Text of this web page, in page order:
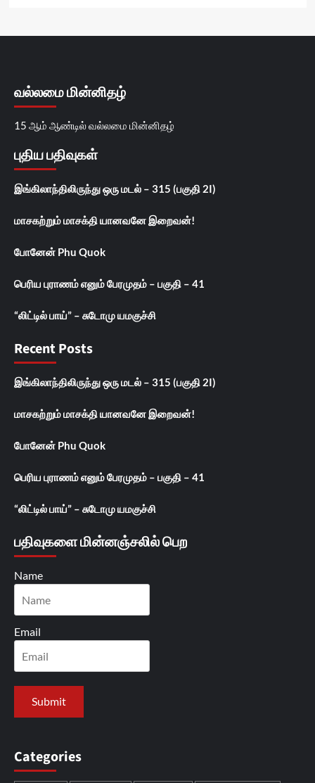
வல்லமை மின்னிதழ்
15 ஆம் ஆண்டில் வல்லமை மின்னிதழ்
புதிய பதிவுகள்
இங்கிலாந்திலிருந்து ஒரு மடல் – 315 (பகுதி 2I)
மாசகற்றும் மாசக்தி யானவனே இறைவன்!
போனேன் Phu Quok
பெரிய புராணம் எனும் பேரமுதம் – பகுதி – 41
“லிட்டில் பாய்” – சுடோமு யமகுச்சி
Recent Posts
இங்கிலாந்திலிருந்து ஒரு மடல் – 315 (பகுதி 2I)
மாசகற்றும் மாசக்தி யானவனே இறைவன்!
போனேன் Phu Quok
பெரிய புராணம் எனும் பேரமுதம் – பகுதி – 41
“லிட்டில் பாய்” – சுடோமு யமகுச்சி
பதிவுகளை மின்னஞ்சலில் பெற
Name
Email
Categories